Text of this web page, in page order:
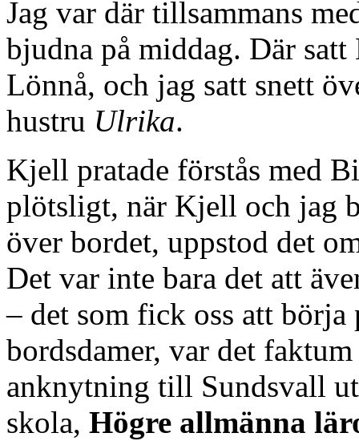
Jag var där tillsammans
bjudna på middag. Där
Lönnå, och jag satt snett
hustru Ulrika.
Kjell pratade förstås med
plötsligt, när Kjell och jag
över bordet, uppstod det
Det var inte bara det att
– det som fick oss att börja
bordsdamer, var det
anknytning till Sundsvall
skola, Högre allmänna